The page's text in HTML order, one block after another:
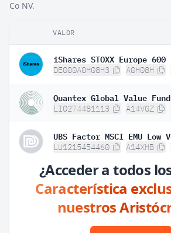
Co NV.
VALOR
DE000A0H08H3 A0H08H
Quantex Global Value
LI0274481113 A14VGZ
LU1215454460 A14XHB
¿Acceder a todos
Característica
nuestros